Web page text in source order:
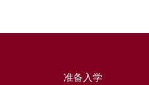
准备入学